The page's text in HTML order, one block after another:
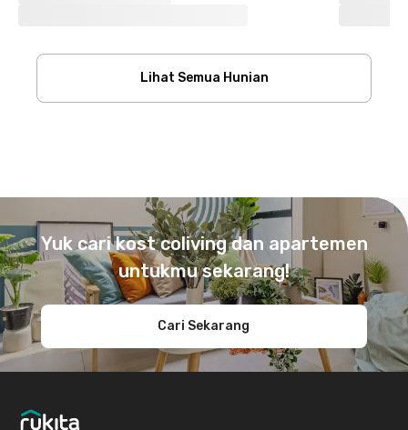
Lihat Semua Hunian
Yuk cari kost coliving dan apartemen
untukmu sekarang!
Cari Sekarang